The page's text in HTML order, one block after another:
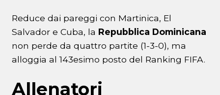
Reduce dai pareggi con Martinica, El
Salvador e Cuba, la Repubblica Dominicana
non perde da quattro partite (1-3-0), ma
alloggia al 143esimo posto del Ranking FIFA.
Allenatori